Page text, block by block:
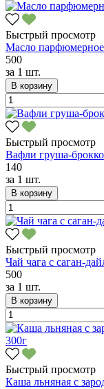
Быстрый просмотр
Масло
500
за 1 шт.
В корзину
Быстрый просмотр
Вафли груша-
140
за 1 шт.
В корзину
Быстрый просмотр
Чай чага с саган-
500
за 1 шт.
В корзину
Быстрый просмотр
Каша льняная с